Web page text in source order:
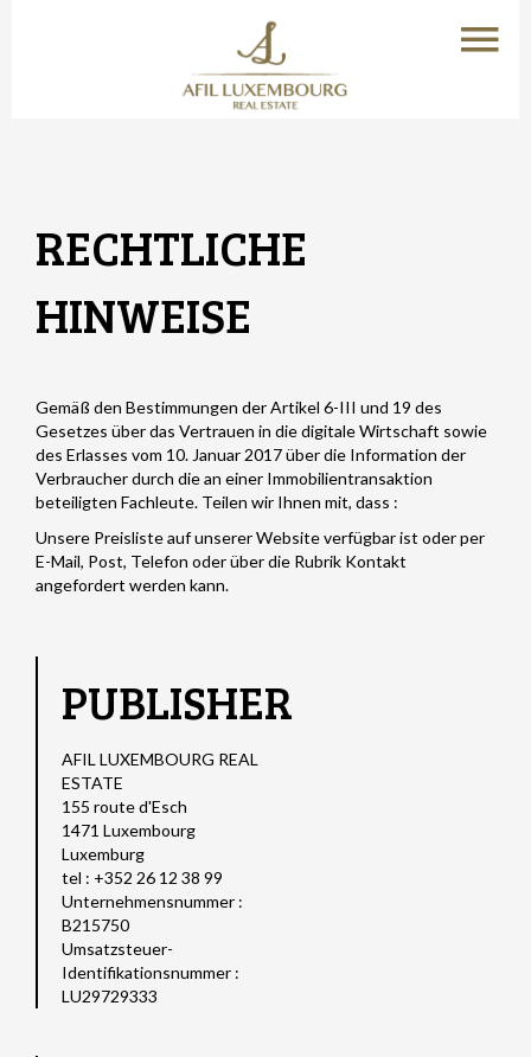
RECHTLICHE
HINWEISE
Gemäß den Bestimmungen der Artikel 6-III und 19 des
Gesetzes über das Vertrauen in die digitale Wirtschaft sowie
des Erlasses vom 10. Januar 2017 über die Information der
Verbraucher durch die an einer Immobilientransaktion
beteiligten Fachleute. Teilen wir Ihnen mit, dass :
Unsere Preisliste auf unserer Website verfügbar ist oder per
E-Mail, Post, Telefon oder über die Rubrik Kontakt
angefordert werden kann.
PUBLISHER
AFIL LUXEMBOURG REAL
ESTATE
155 route d'Esch
1471 Luxembourg
Luxemburg
tel : +352 26 12 38 99
Unternehmensnummer :
B215750
Umsatzsteuer-
Identifikationsnummer :
LU29729333